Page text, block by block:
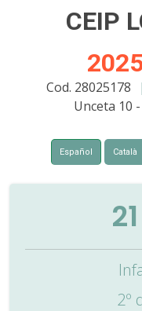
CEIP
Cod. 28025178
Unceta 10
Español Català
21
2º